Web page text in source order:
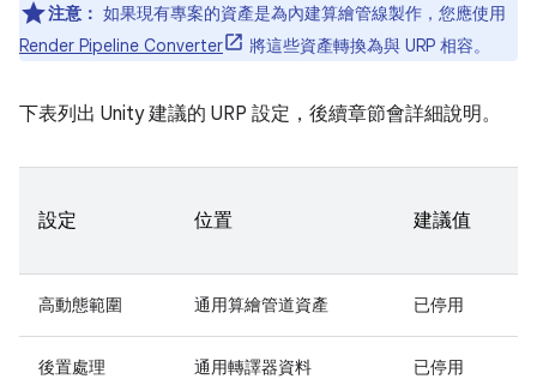
注意： 如果現有專案的資產是為內建算繪管線製作，您應使用
Render Pipeline Converter
將這些資產轉換為與 URP 相容。
下表列出 Unity 建議的 URP 設定，後續章節會詳細說明。
設定 位置 建議值
高動態範圍 通用算繪管道資產 已停用
後置處理 通用轉譯器資料 已停用